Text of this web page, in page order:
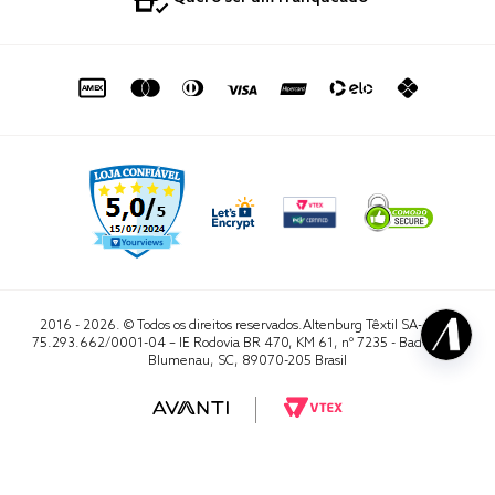
sac@altenburg.com.br
2016 - 2026. © Todos os direitos reservados.Altenburg Têxtil SA- CNPJ
75.293.662/0001-04 – IE Rodovia BR 470, KM 61, nº 7235 - Badenfurt,
Blumenau, SC, 89070-205 Brasil